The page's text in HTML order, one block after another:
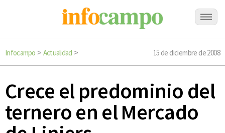
Infocampo > Actualidad > 15 de diciembre de 2008
Crece el predominio del
ternero en el Mercado